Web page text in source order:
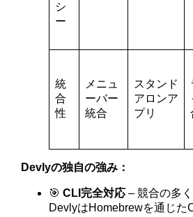
シ
ー
統
合
性
メニュ
ーバー
統合
スタンド
アロンア
プリ
Devlyの独自の強み：
🎯CLI完全対応 – 競合の多
DevlyはHomebrewを通じた